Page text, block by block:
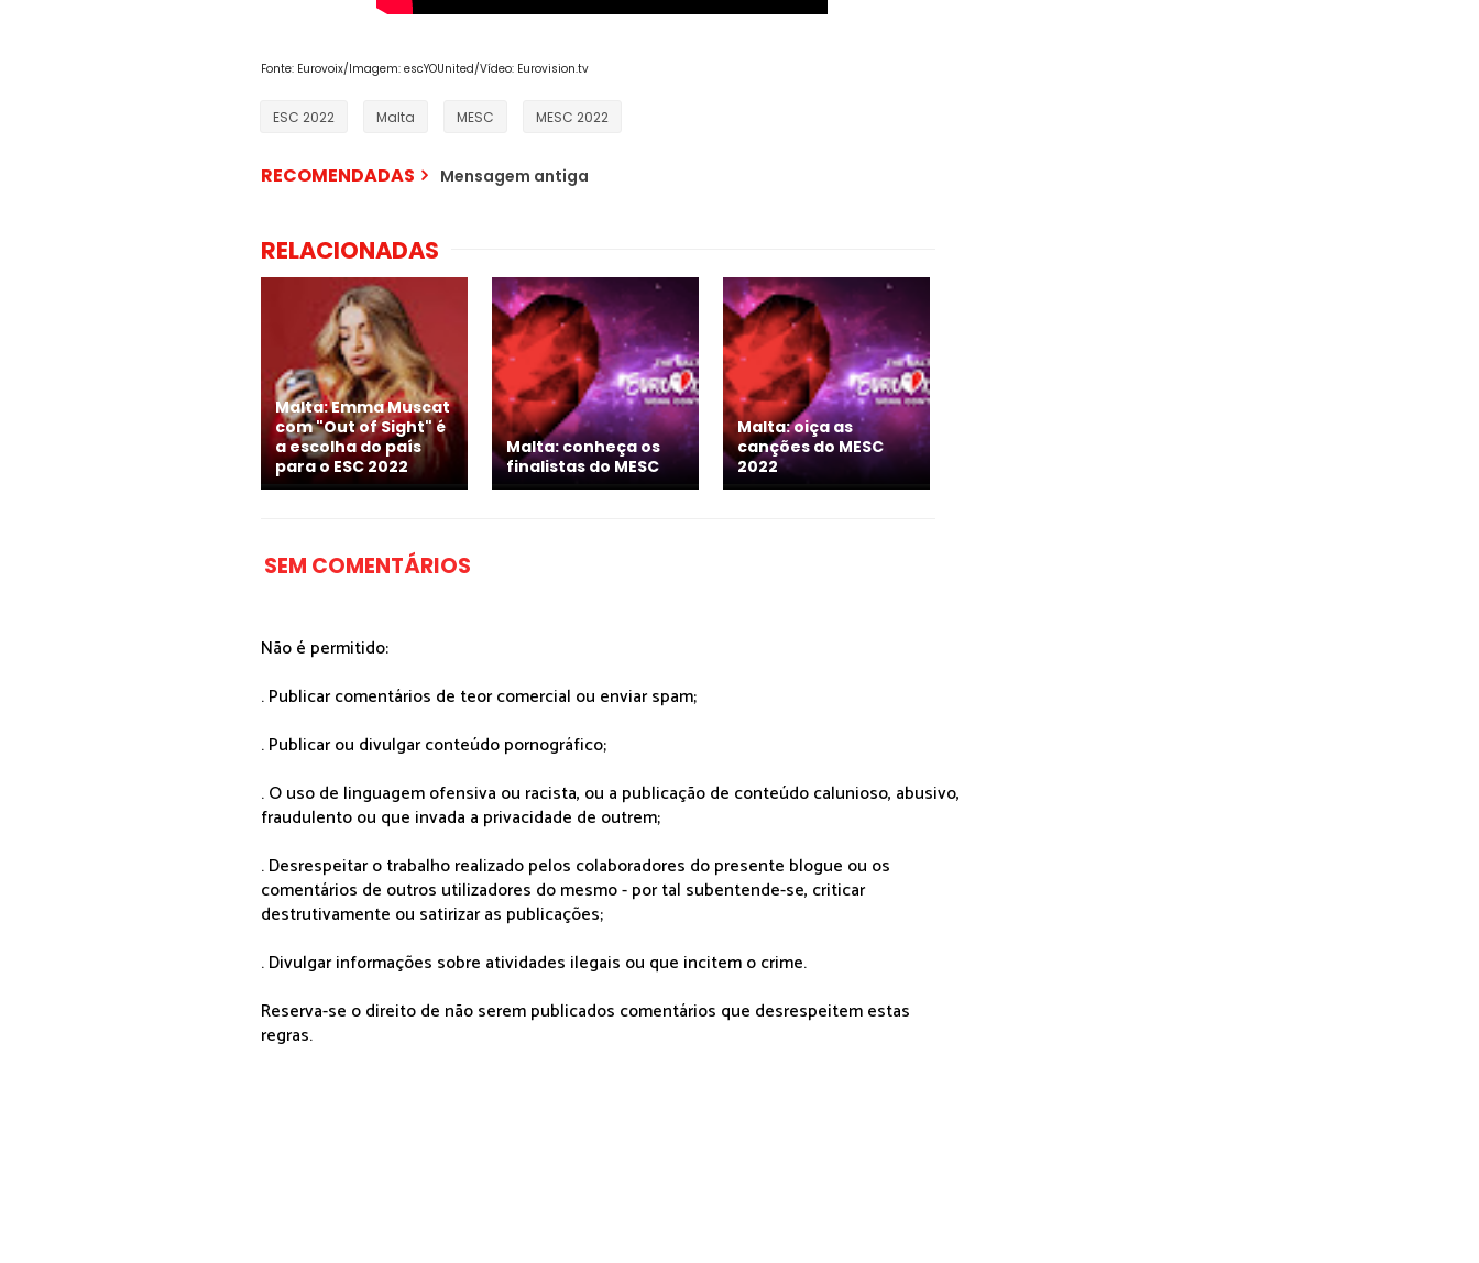
Fonte: Eurovoix/Imagem: escYOUnited/Vídeo: Eurovision.tv
ESC 2022 Malta MESC MESC 2022
RECOMENDADAS Mensagem antiga
RELACIONADAS
Malta: Emma Muscat
com "Out of Sight" é
a escolha do país
para o ESC 2022
Malta: conheça os
finalistas do MESC
Malta: oiça as
canções do MESC
2022
SEM COMENTÁRIOS
Não é permitido:
. Publicar comentários de teor comercial ou enviar spam;
. Publicar ou divulgar conteúdo pornográfico;
. O uso de linguagem ofensiva ou racista, ou a publicação de conteúdo calunioso, abusivo,
fraudulento ou que invada a privacidade de outrem;
. Desrespeitar o trabalho realizado pelos colaboradores do presente blogue ou os
comentários de outros utilizadores do mesmo - por tal subentende-se, criticar
destrutivamente ou satirizar as publicações;
. Divulgar informações sobre atividades ilegais ou que incitem o crime.
Reserva-se o direito de não serem publicados comentários que desrespeitem estas
regras.